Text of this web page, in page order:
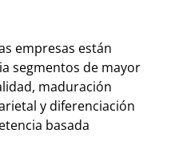
empresas están
segmentos de mayor
maduración
y diferenciación
basada